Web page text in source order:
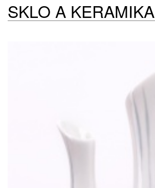
SKLO A KERAMIKA